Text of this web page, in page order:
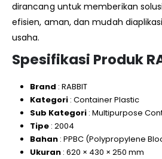
dirancang untuk memberikan
efisien, aman, dan mudah
usaha.
Spesifikasi Produk
Brand : RABBIT
Kategori: Container Plastic
Sub Kategori: Multipurpose
Tipe: 2004
Bahan: PPBC (Polypropylene
Ukuran: 620 × 430 × 250 mm